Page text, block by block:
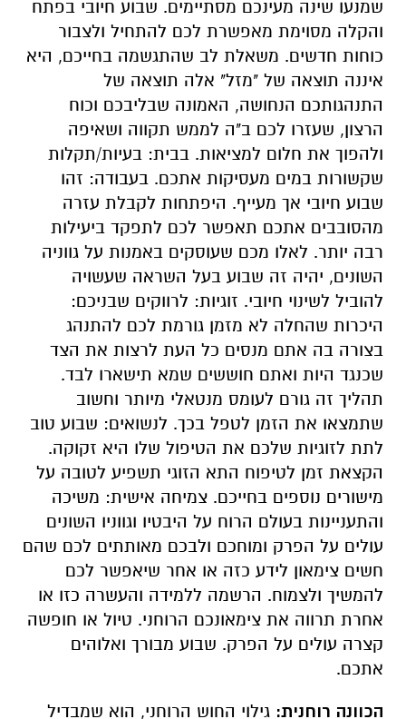
שמנעו שינה מעינכם מסתיימים. שבוע חיובי בפתח
והקלה מסוימת מאפשרת לכם להתחיל ולצבור
כוחות חדשים. משאלת לב שהתגשמה בחייכם, היא
איננה תוצאה של "מזל" אלה תוצאה של
התנהגותכם הנחושה, האמונה שבליבכם וכוח
הרצון, שעזרו לכם ב"ה לממש תקווה ושאיפה
ולהפוך את חלום למציאות. בבית: בעיות/תקלות
שקשורות במים מעסיקות אתכם. בעבודה: זהו
שבוע חיובי אך מעייף. היפתחות לקבלת עזרה
מהסובבים אתכם תאפשר לכם לתפקד ביעילות
רבה יותר. לאלו מכם שעוסקים באמנות על גווניה
השונים, יהיה זה שבוע בעל השראה שעשויה
להוביל לשינוי חיובי. זוגיות: לרווקים שבניכם:
היכרות שהחלה לא מזמן גורמת לכם להתנהג
בצורה בה אתם מנסים כל העת לרצות את הצד
שכנגד היות ואתם חוששים שמא תישארו לבד.
תהליך זה גורם לעומס מנטאלי מיותר וחשוב
שתמצאו את הזמן לטפל בכך. לנשואים: שבוע טוב
לתת לזוגיות שלכם את הטיפול שלו היא זקוקה.
הקצאת זמן לטיפוח התא הזוגי תשפיע לטובה על
מישורים נוספים בחייכם. צמיחה אישית: משיכה
והתעניינות בעולם הרוח על היבטיו וגווניו השונים
עולים על הפרק ומוחכם ולבכם מאותתים לכם שהם
חשים צימאון לידע כזה או אחר שיאפשר לכם
להמשיך ולצמוח. הרשמה ללמידה והעשרה כזו או
אחרת תרווה את צימאונכם הרוחני. טיול או חופשה
קצרה עולים על הפרק. שבוע מבורך ואלוהים
אתכם.
הכוונה רוחנית: גילוי החוש הרוחני, הוא שמבדיל